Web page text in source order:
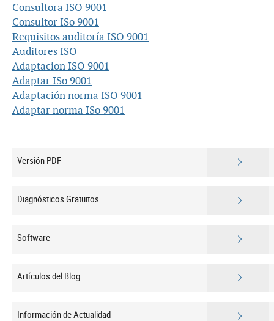
Consultora ISO 9001
Consultor ISo 9001
Requisitos auditoría ISO 9001
Auditores ISO
Adaptacion ISO 9001
Adaptar ISo 9001
Adaptación norma ISO 9001
Adaptar norma ISo 9001
Versión PDF
Diagnósticos Gratuitos
Software
Artículos del Blog
Información de Actualidad